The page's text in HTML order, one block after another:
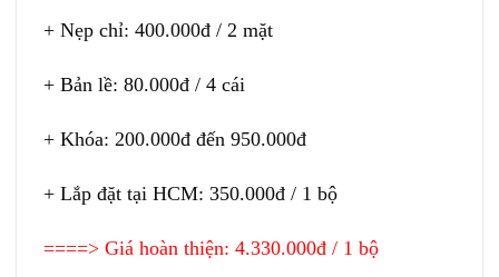
+ Nẹp chỉ: 400.000đ / 2 mặt
+ Bản lề: 80.000đ / 4 cái
+ Khóa: 200.000đ đến 950.000đ
+ Lắp đặt tại HCM: 350.000đ / 1 bộ
====> Giá hoàn thiện: 4.330.000đ / 1 bộ